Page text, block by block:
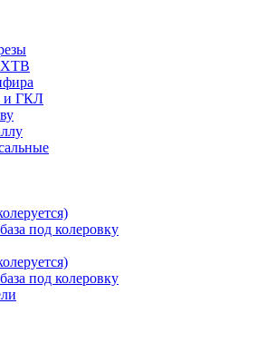
и ГКЛ
под колеровку
под колеровку